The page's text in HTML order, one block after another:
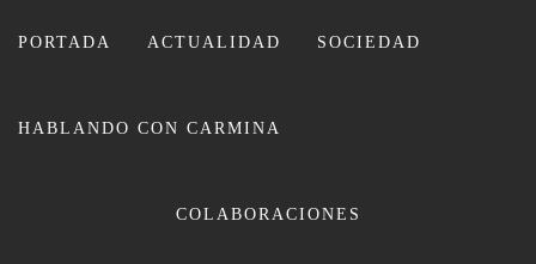
PORTADA ACTUALIDAD SOCIEDAD
HABLANDO CON CARMINA
COLABORACIONES